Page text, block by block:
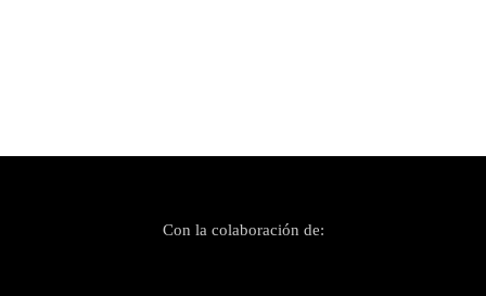
Con la colaboración de: